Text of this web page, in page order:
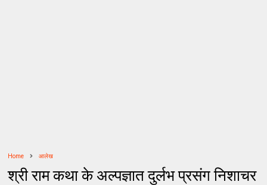
Home आलेख
श्री राम कथा के अल्पज्ञात दुर्लभ प्रसंग निशाचर